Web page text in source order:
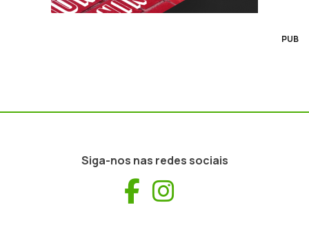
PUB
Siga-nos nas redes sociais
Facebook